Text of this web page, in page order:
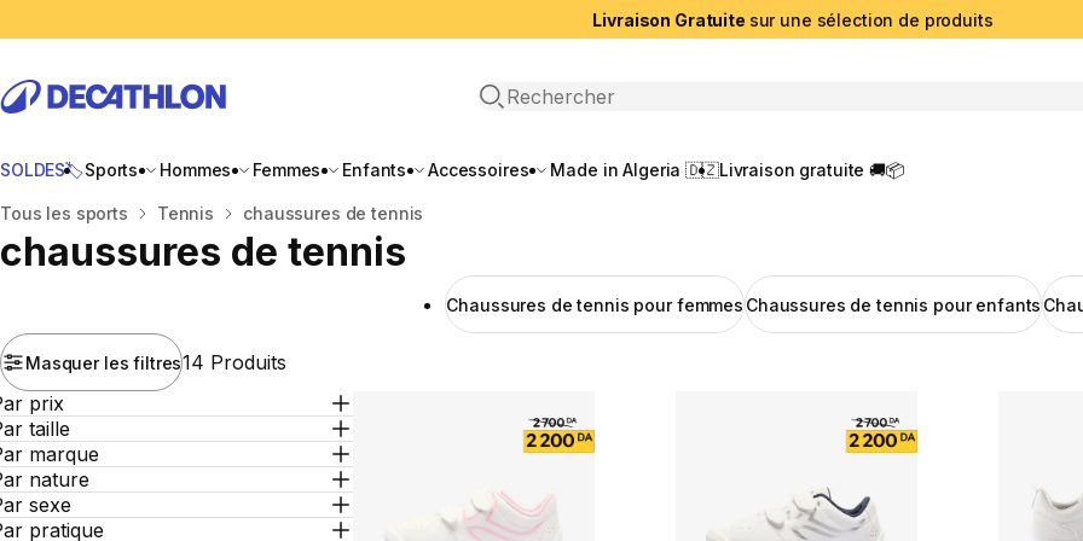
Livraison Gratuite sur une sélection de produits
Recherche ouverte
SOLDES🏷️Sports Hommes Femmes Enfants Accessoires Made in Algeria 🇩🇿Livraison gratuite 🚚📦
Accueil
Tous les sports Tennis chaussures de tennis
chaussures de tennis
Chaussures de tennis pour femmes Chaussures de tennis pour enfants
Masquer les filtres14 Produits
prix
taille
marque
nature
sexe
pratique